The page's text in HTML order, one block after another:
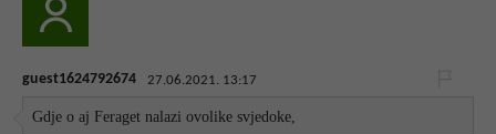
guest1624792674 27.06.2021. 13:17
Gdje o aj Feraget nalazi ovolike svjedoke,